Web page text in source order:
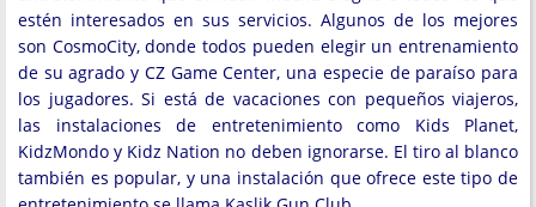
estén interesados ​​en sus servicios. Algunos de los mejores
son CosmoCity, donde todos pueden elegir un entrenamiento
de su agrado y CZ Game Center, una especie de paraíso para
los jugadores. Si está de vacaciones con pequeños viajeros,
las instalaciones de entretenimiento como Kids Planet,
KidzMondo y Kidz Nation no deben ignorarse. El tiro al blanco
también es popular, y una instalación que ofrece este tipo de